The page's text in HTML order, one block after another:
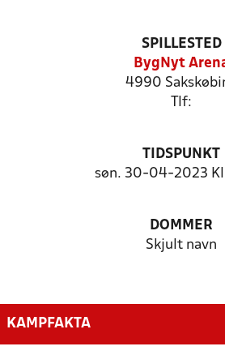
SPILLESTED
BygNyt
4990
Tlf:
TIDSPUNKT
søn. 30-04-2023
DOMMER
Skjult navn
KAMPFAKTA